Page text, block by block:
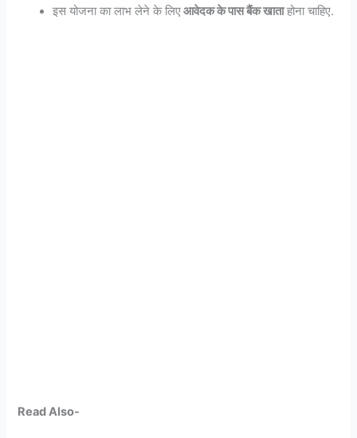
इस योजना का लाभ लेने के लिएआवेदक के पास बैंक खाताहोना चाहिए.
Read Also-